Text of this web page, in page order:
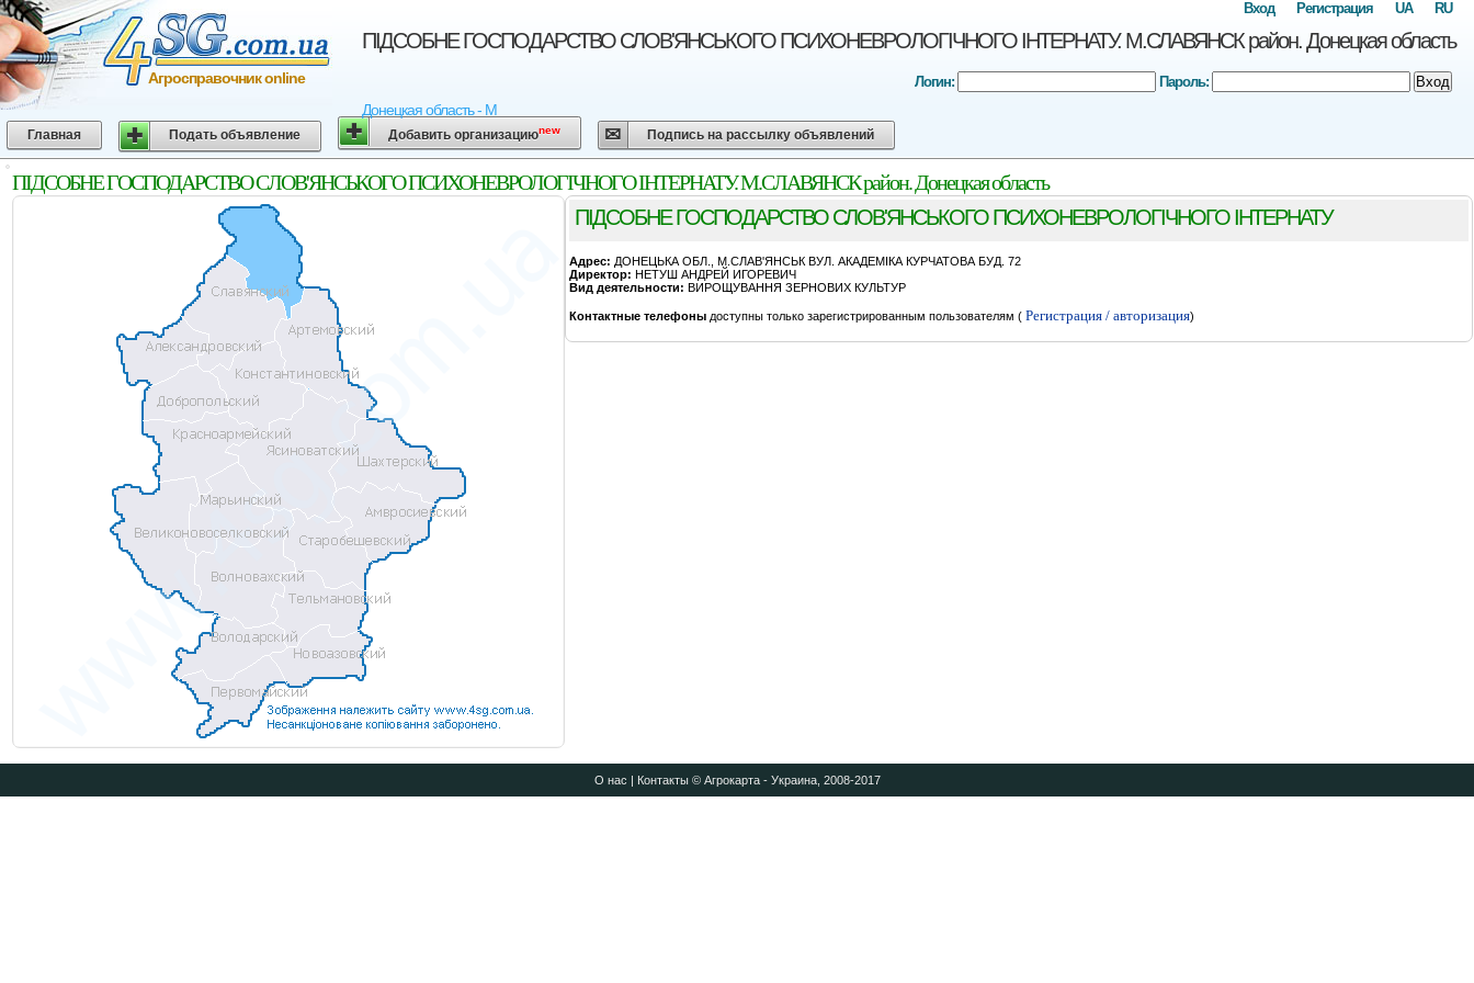
ПІДСОБНЕ ГОСПОДАРСТВО СЛОВ'ЯНСЬКОГО ПСИХОНЕВРОЛОГІЧНОГО ІНТЕРНАТУ. М.СЛАВЯНСК район. Донецкая область
Донецкая область - М
Агросправочник online
RU
UA
Регистрация
Вход
Логин: Пароль: Вход
Главная Подать объявление Добавить организациюnew Подпись на рассылку объявлений
ПІДСОБНЕ ГОСПОДАРСТВО СЛОВ'ЯНСЬКОГО ПСИХОНЕВРОЛОГІЧНОГО ІНТЕРНАТУ. М.СЛАВЯНСК район. Донецкая область
ПІДСОБНЕ ГОСПОДАРСТВО СЛОВ'ЯНСЬКОГО ПСИХОНЕВРОЛОГІЧНОГО ІНТЕРНАТУ
Адрес: ДОНЕЦЬКА ОБЛ., М.СЛАВ'ЯНСЬК ВУЛ. АКАДЕМІКА КУРЧАТОВА БУД. 72
Директор: НЕТУШ АНДРЕЙ ИГОРЕВИЧ
Вид деятельности: ВИРОЩУВАННЯ ЗЕРНОВИХ КУЛЬТУР
Контактные телефоны доступны только зарегистрированным пользователям ( Регистрация / авторизация)
О нас | Контакты© Агрокарта - Украина, 2008-2017